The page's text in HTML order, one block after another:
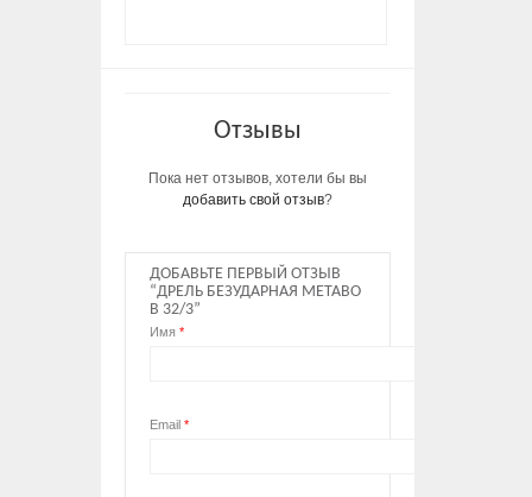
Отзывы
Пока нет отзывов, хотели бы вы
добавить свой отзыв?
ДОБАВЬТЕ ПЕРВЫЙ ОТЗЫВ
“ДРЕЛЬ БЕЗУДАРНАЯ METABO
B 32/3”
Имя *
Email *